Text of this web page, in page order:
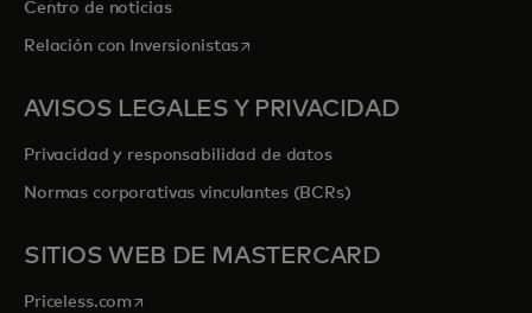
Centro de noticias
Relación con Inversionistasse abre en una pestaña nueva
AVISOS LEGALES Y PRIVACIDAD
Privacidad y responsabilidad de datos
Normas corporativas vinculantes (BCRs)
SITIOS WEB DE MASTERCARD
Priceless.com se abre en una pestaña nueva